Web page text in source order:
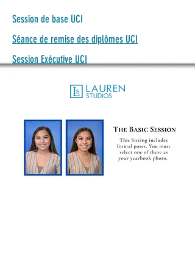
Session de base UCI
Séance de remise des diplômes UCI
Session Exécutive UCI